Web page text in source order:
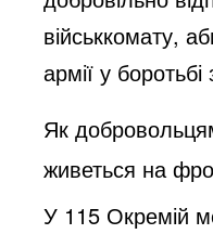
військкомату,
армії у
Як
живеться на
У 115 Окремій